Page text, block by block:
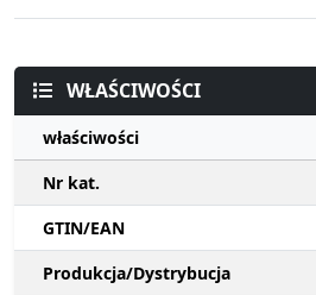
WŁAŚCIWOŚCI
właściwości
Nr kat.
GTIN/EAN
Produkcja/Dystrybucja